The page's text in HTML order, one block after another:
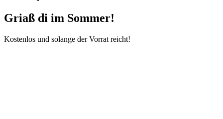
Griaß di im Sommer!
Kostenlos und solange der Vorrat reicht!